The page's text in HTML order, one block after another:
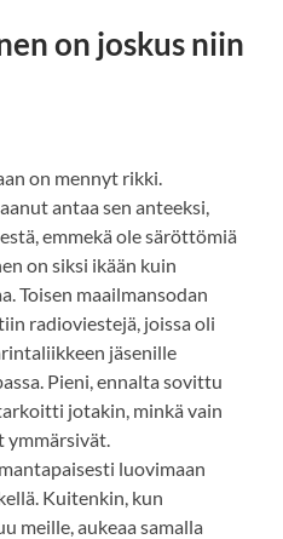
on joskus niin
on mennyt rikki.
antaa sen anteeksi,
emmekä ole säröttömiä
on siksi ikään kuin
Toisen maailmansodan
radioviestejä, joissa oli
jäsenille
Pieni, ennalta sovittu
jotakin, minkä vain
ymmärsivät.
luovimaan
Kuitenkin, kun
meille, aukeaa samalla